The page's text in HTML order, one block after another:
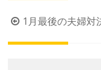
投
稿
1月最後の夫婦対